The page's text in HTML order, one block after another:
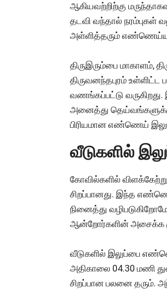
ஆகியவற்றிற்கு
தடவி வந்தால் நரம்புகள்
அள்ளித்தரும்
திருஇரும்பை மாகாளம்,
திருவனந்தபுரம் உள்ளிட்ட
வணங்கப்பட்டு
அனைத்து
பிரியமான எண்ணெய்
வீடுகளில்
கோவில்களில்
சிறப்பானது. இந்த
நினைத்து
ஆன்றோர்களின் அசைக்க
வீடுகளில் இலுப்பை
அதிகாலை 04.30 மணி
சிறப்பான பலனை தரும்.